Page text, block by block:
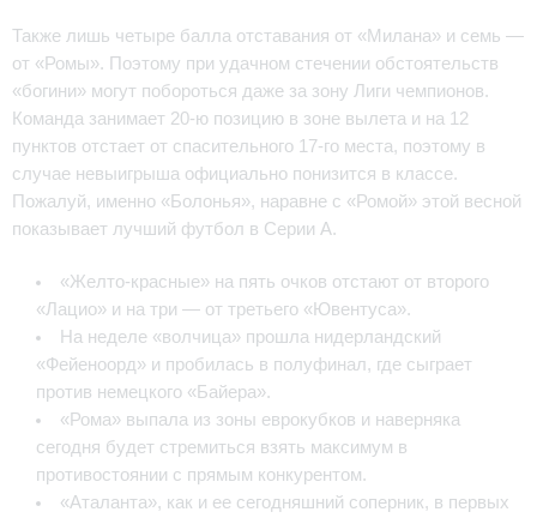
Также лишь четыре балла отставания от «Милана» и семь —
от «Ромы». Поэтому при удачном стечении обстоятельств
«богини» могут побороться даже за зону Лиги чемпионов.
Команда занимает 20-ю позицию в зоне вылета и на 12
пунктов отстает от спасительного 17-го места, поэтому в
случае невыигрыша официально понизится в классе.
Пожалуй, именно «Болонья», наравне с «Ромой» этой весной
показывает лучший футбол в Серии А.
«Желто-красные» на пять очков отстают от второго
«Лацио» и на три — от третьего «Ювентуса».
На неделе «волчица» прошла нидерландский
«Фейеноорд» и пробилась в полуфинал, где сыграет
против немецкого «Байера».
«Рома» выпала из зоны еврокубков и наверняка
сегодня будет стремиться взять максимум в
противостоянии с прямым конкурентом.
«Аталанта», как и ее сегодняшний соперник, в первых